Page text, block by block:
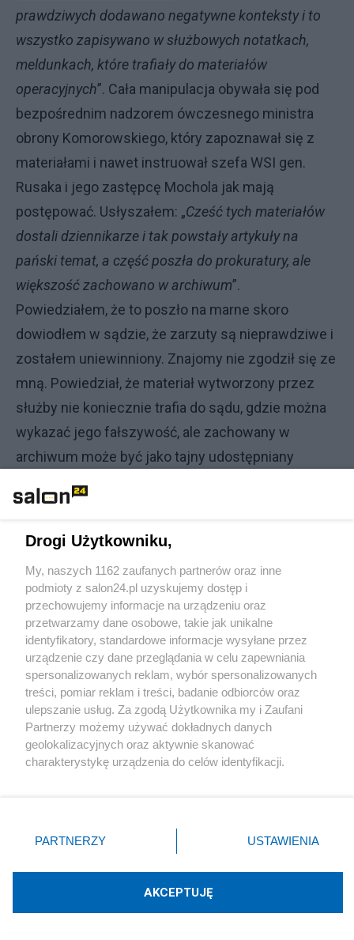
prawdziwych dodawano negatywne konteksty i to
wszystko zapisywano w służbowych notatkach,
meldunkach, które trafiały do materiałów
operacyjnych”. Cała manipulacja obywała się pod
bezpośrednim nadzorem ówczesnego ministra
obrony Komorowskiego, który zapoznawał się z
materiałami i nawet instruował szefa WSI gen.
Rusaka i jego zastępcę Mochola jak mają
postępować. Usłyszałem: „Cześć tych materiałów
dostali dziennikarze i tak powstały artykuły na
pański temat, a część poszła do prokuratury, ale
większość zachowano w archiwum”.
Powiedziałem, że to poszło na marne skoro
dowiodłem w sądzie, że zarzuty są nieprawdziwe i
zostałem uniewinniony. Znajomy nie zgodził się ze
mną. Powiedział, że materiał wytworzony przez
służby nie koniecznie trafia do sądu, gdzie można
wykazać jego fałszywość, ale zachowany w
archiwum może być jako tajny udostępniany
decydującemu o pańskiej karierze i w ten sposób
przypomniał, że archiwa służb nie giną i można
latami do nich sięgać. „Myśli pan, że już dano panu
spokój, zrezygnowano z blokowania pana
W 2001 w podległym mi pionie MON
przygotowywaliśmy się do zakupu samolotów
wielozadaniowych, kołowych transporterów
opancerzonych, systemów rakiet ppanc.,
uruchamialiśmy programy armato-haubic 155 mm,
czołgu. Trwały prace nad programami
budowę systemu Obrony Terytorialnej. Moi
następcy wykorzystali przygotowane przez nas
Drogi Użytkowniku,
My, naszych 1162 zaufanych partnerów oraz inne
podmioty z salon24.pl uzyskujemy dostęp i
przechowujemy informacje na urządzeniu oraz
przetwarzamy dane osobowe, takie jak unikalne
identyfikatory, standardowe informacje wysyłane przez
urządzenie czy dane przeglądania w celu zapewniania
spersonalizowanych reklam, wybór spersonalizowanych
treści, pomiar reklam i treści, badanie odbiorców oraz
ulepszanie usług. Za zgodą Użytkownika my i Zaufani
Partnerzy możemy używać dokładnych danych
geolokalizacyjnych oraz aktywnie skanować
charakterystykę urządzenia do celów identyfikacji.
zmienić/wycofać klikając przycisk ustawień prywatności
znajdujący się w lewym dolnym rogu strony
rodzaje przetwarzania danych nie wymagają zgody
użytkownika, ale masz prawo sprzeciwić się takiemu
PARTNERZY USTAWIENIA
AKCEPTUJĘ